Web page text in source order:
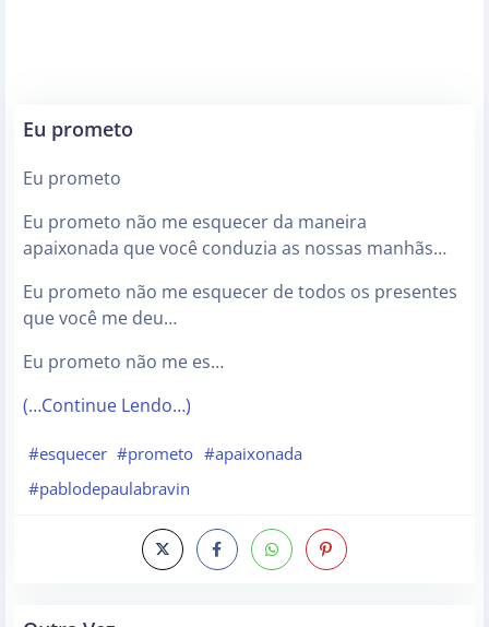
Eu prometo
Eu prometo
Eu prometo não me esquecer da maneira
apaixonada que você conduzia as nossas manhãs…
Eu prometo não me esquecer de todos os presentes
que você me deu…
Eu prometo não me es…
(…Continue Lendo…)
#esquecer #prometo #apaixonada
#pablodepaulabravin